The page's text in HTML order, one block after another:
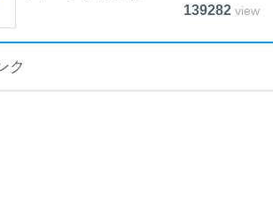
139282view
ク